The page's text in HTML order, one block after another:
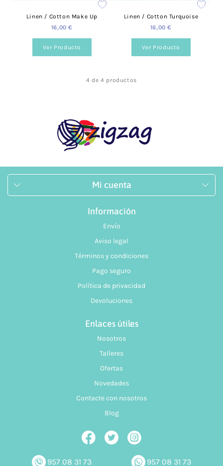
Linen / Cotton Make Up
16,00 €
Ver Producto
Linen / Cotton Turquoise
16,00 €
Ver Producto
4 de 4 productos
Mi cuenta
Información
Envío
Aviso legal
Términos y condiciones
Pago seguro
Política de privacidad
Devoluciones
Enlaces útiles
Nosotros
Talleres
Ofertas
Novedades
Contacte con nosotros
Blog
957 08 31 73 957 08 31 73